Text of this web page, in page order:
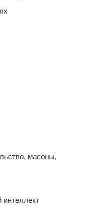
масоны,
интеллект